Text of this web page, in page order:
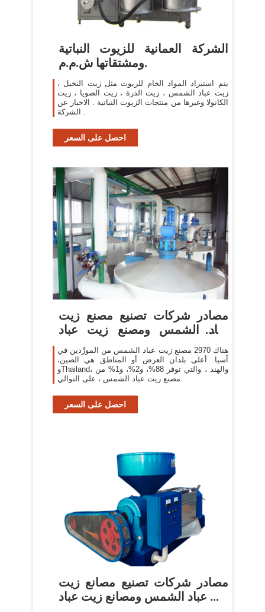
الشركة العمانية للزيوت النباتية
ومشتقاتها ش.م.م.
يتم استيراد المواد الخام للزيوت مثل زيت النخيل ،
زيت عباد الشمس ، زيت الذرة ، زيت الصويا ، زيت
الكانولا وغيرها من منتجات الزيوت النباتية . الاخبار عن
الشركة .
احصل على السعر
مصادر شركات تصنيع مصنع زيت
عباد الشمس ومصنع زيت عباد
هناك 2970 مصنع زيت عباد الشمس من المورِّدين في
آسيا. أعلى بلدان العرض أو المناطق هي الصين،
وThailand، والهند ، والتي توفر 88%، و2%، و1% من
مصنع زيت عباد الشمس ، على التوالي.
احصل على السعر
مصادر شركات تصنيع مصانع زيت
عباد الشمس ومصانع زيت عباد ...